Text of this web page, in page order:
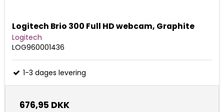
Logitech Brio 300 Full HD webcam, Graphite
Logitech
LOG960001436
1-3 dages levering
676,95 DKK